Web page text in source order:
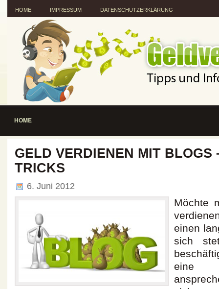
HOME IMPRESSUM DATENSCHUTZERKLÄRUNG
HOME
GELD VERDIENEN MIT BLOGS
TRICKS
6. Juni 2012
Möchte
einen
sich
eine